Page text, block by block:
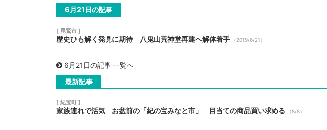
6月21日の記事
[ 尾鷲市 ]
歴史ひも解く発見に期待 八鬼山荒神堂再建へ解体着手 （2019/6/21）
6月21日の記事 一覧へ
最新記事
[ 紀宝町 ]
家族連れで活気 お盆前の「紀の宝みなと市」 目当ての商品買い求める （8/8）